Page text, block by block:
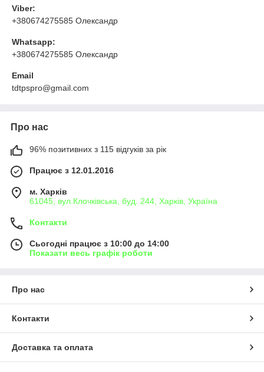
Viber:
+380674275585 Олександр
Whatsapp:
+380674275585 Олександр
Email
tdtpspro@gmail.com
Про нас
96% позитивних з 115 відгуків за рік
Працює з 12.01.2016
м. Харків
61045, вул.Клочківська, буд. 244, Харків, Україна
Контакти
Сьогодні працює з 10:00 до 14:00
Показати весь графік роботи
Про нас
Контакти
Доставка та оплата